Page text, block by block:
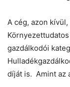
A cég, azon
gazdálkodói
díját is. Amint az